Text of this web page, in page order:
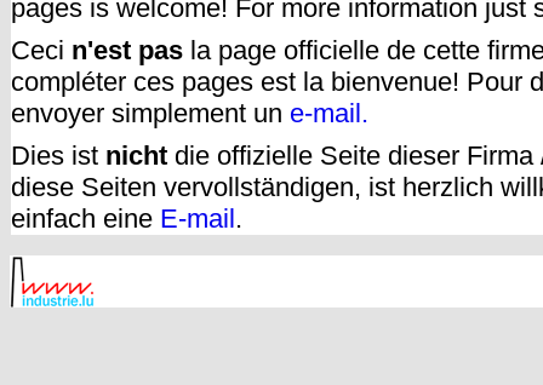
pages is welcome! For more information just
Ceci n'est pas la page officielle de cette
compléter ces pages est la bienvenue! Pour
envoyer simplement un e-mail.
Dies ist nicht die offizielle Seite dieser
diese Seiten vervollständigen, ist herzlich
einfach eine E-mail.